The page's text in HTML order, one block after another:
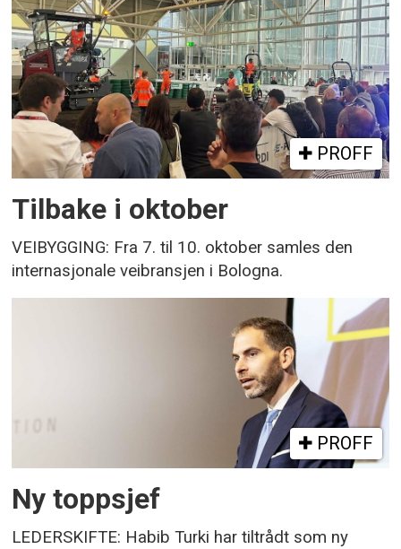
PROFF
Tilbake i oktober
VEIBYGGING: Fra 7. til 10. oktober samles den
internasjonale veibransjen i Bologna.
PROFF
Ny toppsjef
LEDERSKIFTE: Habib Turki har tiltrådt som ny